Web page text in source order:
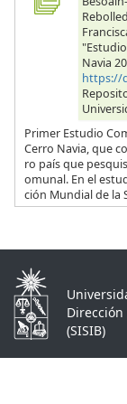
Navia
https://
Primer Estudio
Cerro Navia, que
ro país que
omunal. En el
ción Mundial de la
(SISIB)